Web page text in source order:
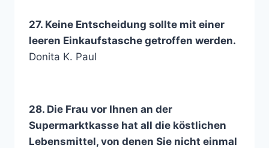
27. Keine Entscheidung sollte mit einer
leeren Einkaufstasche getroffen werden.
Donita K. Paul
28. Die Frau vor Ihnen an der
Supermarktkasse hat all die köstlichen
Lebensmittel, von denen Sie nicht einmal